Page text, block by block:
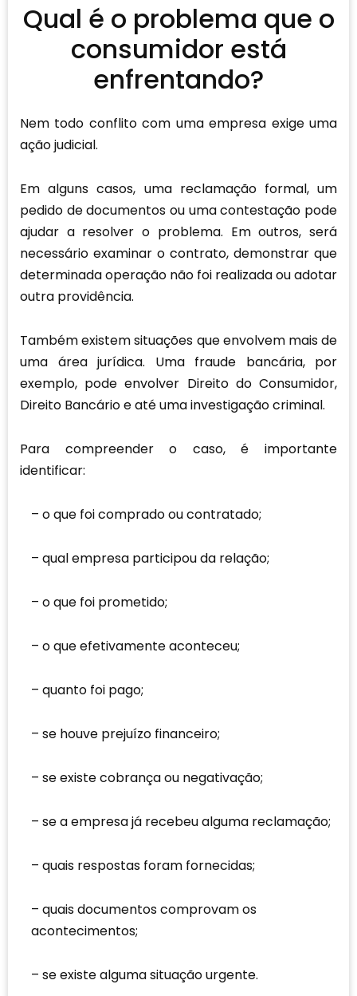
Qual é o problema que o
consumidor está
enfrentando?
Nem todo conflito com uma empresa exige uma
ação judicial.
Em alguns casos, uma reclamação formal, um
pedido de documentos ou uma contestação pode
ajudar a resolver o problema. Em outros, será
necessário examinar o contrato, demonstrar que
determinada operação não foi realizada ou adotar
outra providência.
Também existem situações que envolvem mais de
uma área jurídica. Uma fraude bancária, por
exemplo, pode envolver Direito do Consumidor,
Direito Bancário e até uma investigação criminal.
Para compreender o caso, é importante
identificar:
o que foi comprado ou contratado;
qual empresa participou da relação;
o que foi prometido;
o que efetivamente aconteceu;
quanto foi pago;
se houve prejuízo financeiro;
se existe cobrança ou negativação;
se a empresa já recebeu alguma reclamação;
quais respostas foram fornecidas;
quais documentos comprovam os
acontecimentos;
se existe alguma situação urgente.